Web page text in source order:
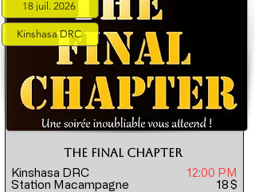
18 juil. 2026
Kinshasa DRC
THE FINAL CHAPTER
12:00 PM
Kinshasa DRC
Station Macampagne
$
18